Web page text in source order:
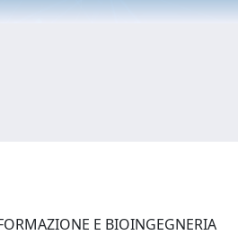
E BIOINGEGNERIA